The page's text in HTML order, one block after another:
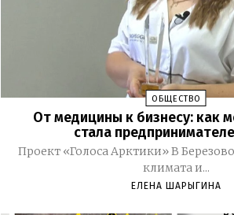
ОБЩЕСТВО
От медицины к бизнесу: как
стала
Проект «Голоса Арктики» В Березово, в краю сурового
климата и...
ЕЛЕНА ШАРЫГИНА